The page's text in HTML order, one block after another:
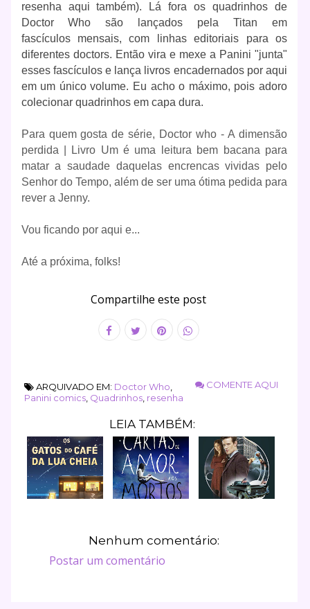
resenha aqui também). Lá fora os quadrinhos de
Doctor Who são lançados pela Titan em
fascículos mensais, com linhas editoriais para os
diferentes doctors. Então vira e mexe a Panini "junta"
esses fascículos e lança livros encadernados por aqui
em um único volume. Eu acho o máximo, pois adoro
colecionar quadrinhos em capa dura.
Para quem gosta de série, Doctor who - A dimensão
perdida | Livro Um é uma leitura bem bacana para
matar a saudade daquelas encrencas vividas pelo
Senhor do Tempo, além de ser uma ótima pedida para
rever a Jenny.
Vou ficando por aqui e...
Até a próxima, folks!
Compartilhe este post
COMENTE AQUI
ARQUIVADO EM: Doctor Who
Panini comics, Quadrinhos, resenha
LEIA TAMBÉM:
Nenhum comentário:
Postar um comentário